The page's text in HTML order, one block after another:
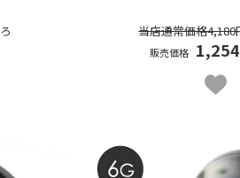
当店通常価格4,180
販売価格